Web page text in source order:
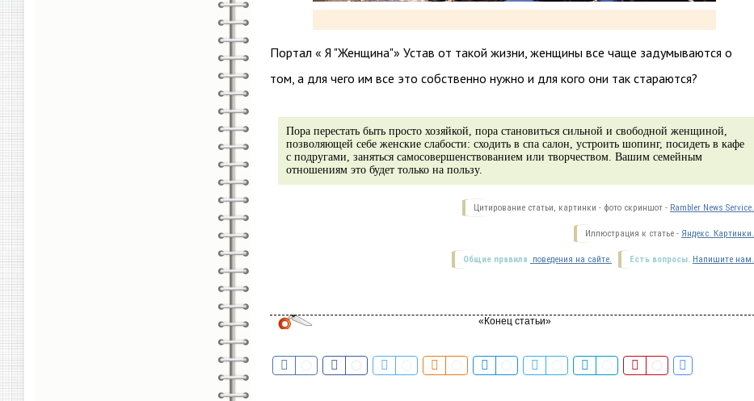
Портал « Я "Женщина"» Устав от такой жизни, женщины все чаще задумываются о
том, а для чего им все это собственно нужно и для кого они так стараются?
Пора перестать быть просто хозяйкой, пора становиться сильной и свободной женщиной,
позволяющей себе женские слабости: сходить в спа салон, устроить шопинг, посидеть в кафе
с подругами, заняться самосовершенствованием или творчеством. Вашим семейным
отношениям это будет только на пользу.
Цитирование статьи, картинки - фото скриншот - Rambler News Service.
Иллюстрация к статье - Яндекс. Картинки.
Есть вопросы. Напишите нам.
Общие правила поведения на сайте.